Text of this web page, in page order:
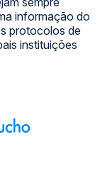
informação do
protocolos de
instituições